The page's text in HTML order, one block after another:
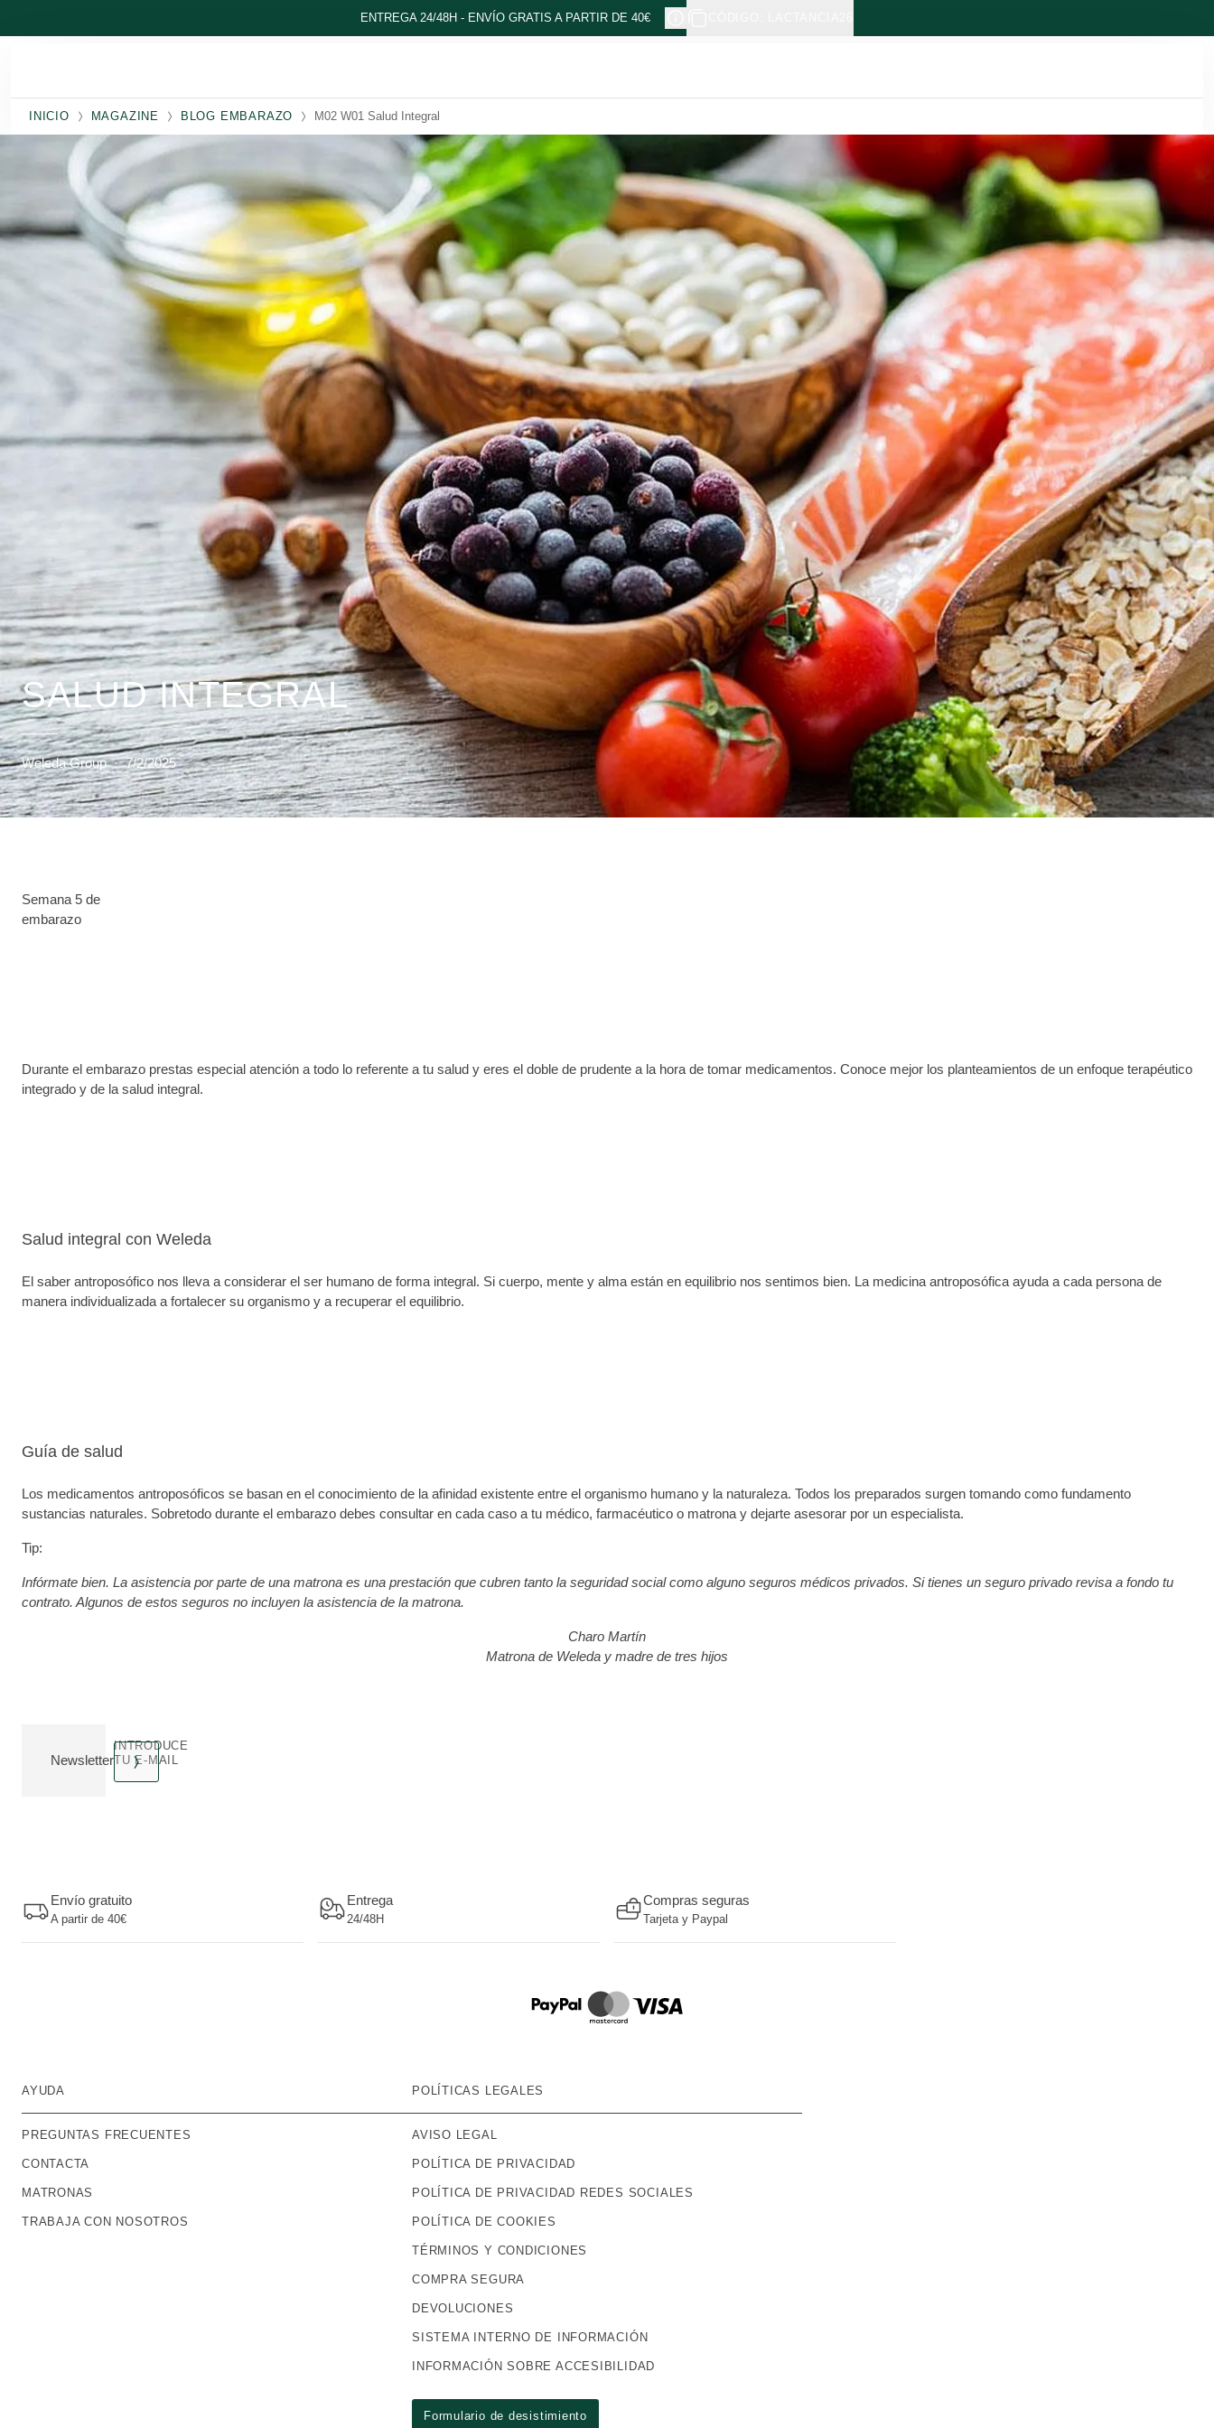
ENTREGA 24/48H - ENVÍO GRATIS A PARTIR DE 40€
INICIO MAGAZINE BLOG EMBARAZO M02 W01 Salud Integral
SALUD INTEGRAL
Weleda Group · 7/2/2025
Semana 5 de
embarazo
Durante el embarazo prestas especial atención a todo lo referente a tu salud y eres el doble de prudente a la hora de tomar medicamentos. Conoce mejor los planteamientos de un enfoque terapéutico
integrado y de la salud integral.
Salud integral con Weleda
El saber antroposófico nos lleva a considerar el ser humano de forma integral. Si cuerpo, mente y alma están en equilibrio nos sentimos bien. La medicina antroposófica ayuda a cada persona de
manera individualizada a fortalecer su organismo y a recuperar el equilibrio.
Guía de salud
Los medicamentos antroposóficos se basan en el conocimiento de la afinidad existente entre el organismo humano y la naturaleza. Todos los preparados surgen tomando como fundamento
sustancias naturales. Sobretodo durante el embarazo debes consultar en cada caso a tu médico, farmacéutico o matrona y dejarte asesorar por un especialista.
Tip:
Infórmate bien. La asistencia por parte de una matrona es una prestación que cubren tanto la seguridad social como alguno seguros médicos privados. Si tienes un seguro privado revisa a fondo tu
contrato. Algunos de estos seguros no incluyen la asistencia de la matrona.
Charo Martín
Matrona de Weleda y madre de tres hijos
Newsletter
INTRODUCE
TU E-MAIL
Envío gratuito
A partir de 40€
Entrega
24/48H
Compras seguras
Tarjeta y Paypal
AYUDA
PREGUNTAS FRECUENTES
CONTACTA
MATRONAS
TRABAJA CON NOSOTROS
POLÍTICAS LEGALES
AVISO LEGAL
POLÍTICA DE PRIVACIDAD
POLÍTICA DE PRIVACIDAD REDES SOCIALES
POLÍTICA DE COOKIES
TÉRMINOS Y CONDICIONES
COMPRA SEGURA
DEVOLUCIONES
SISTEMA INTERNO DE INFORMACIÓN
INFORMACIÓN SOBRE ACCESIBILIDAD
Formulario de desistimiento